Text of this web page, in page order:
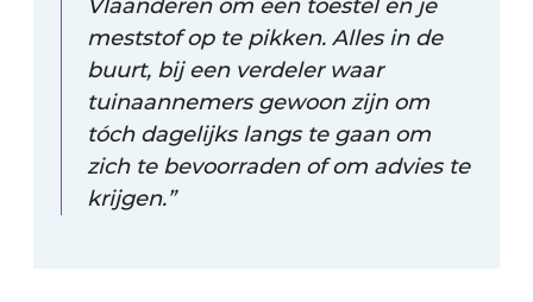
Vlaanderen om een toestel én je
meststof op te pikken. Alles in de
buurt, bij een verdeler waar
tuinaannemers gewoon zijn om
tóch dagelijks langs te gaan om
zich te bevoorraden of om advies te
krijgen.”